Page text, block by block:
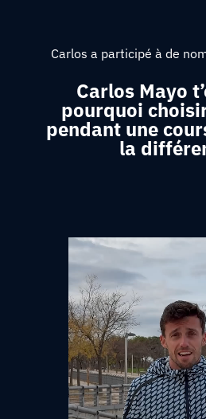
Carlos a participé à de
Carlos Mayo
pourquoi
pendant une
la